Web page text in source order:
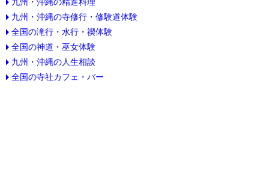
九州・沖縄の精進料理
九州・沖縄の寺修行・修験道体験
全国の滝行・水行・禊体験
全国の神道・巫女体験
九州・沖縄の人生相談
全国の寺社カフェ・バー